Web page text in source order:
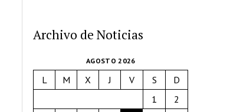
Archivo de Noticias
AGOSTO 2026
L M X J V S
D
1
2